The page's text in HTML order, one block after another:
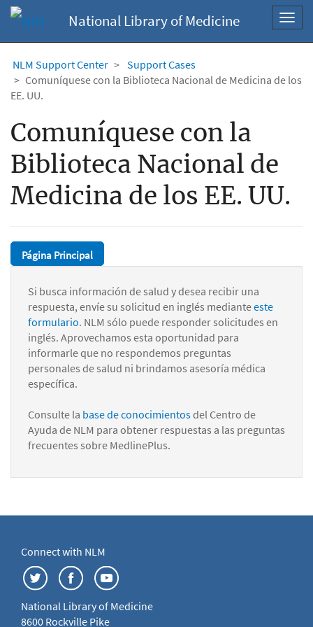
National Library of Medicine
NLM Support Center
Support Cases
Comuníquese con la Biblioteca Nacional de Medicina de los
EE. UU.
Comuníquese con la
Biblioteca Nacional de
Medicina de los EE. UU.
Página Principal
Si busca información de salud y desea recibir una
respuesta, envíe su solicitud en inglés medianteeste
formulario. NLM sólo puede responder solicitudes en
inglés. Aprovechamos esta oportunidad para
informarle que no respondemos preguntas
personales de salud ni brindamos asesoría médica
específica.
Consulte la base de conocimientosdel Centro de
Ayuda de NLM para obtener respuestas a las preguntas
frecuentes sobre MedlinePlus.
Connect with NLM
National Library of Medicine
8600 Rockville Pike